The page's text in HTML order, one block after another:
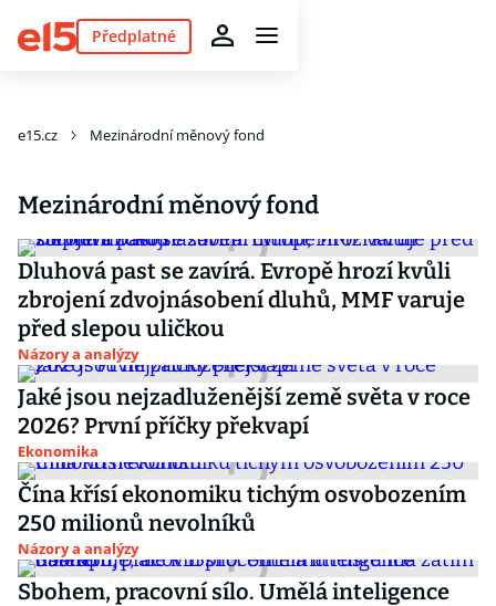
Předplatné
e15.cz Mezinárodní měnový fond
Mezinárodní měnový fond
Dluhová past se zavírá. Evropě hrozí kvůli
zbrojení zdvojnásobení dluhů, MMF varuje
před slepou uličkou
Názory a analýzy
Jaké jsou nejzadluženější země světa v roce
2026? První příčky překvapí
Ekonomika
Čína křísí ekonomiku tichým osvobozením
250 milionů nevolníků
Názory a analýzy
Sbohem, pracovní sílo. Umělá inteligence